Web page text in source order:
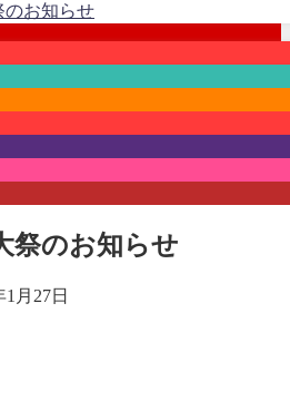
お知らせ
のお知らせ
1月27日